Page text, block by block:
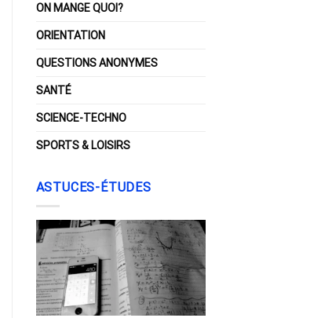
ON MANGE QUOI?
ORIENTATION
QUESTIONS ANONYMES
SANTÉ
SCIENCE-TECHNO
SPORTS & LOISIRS
ASTUCES-ÉTUDES